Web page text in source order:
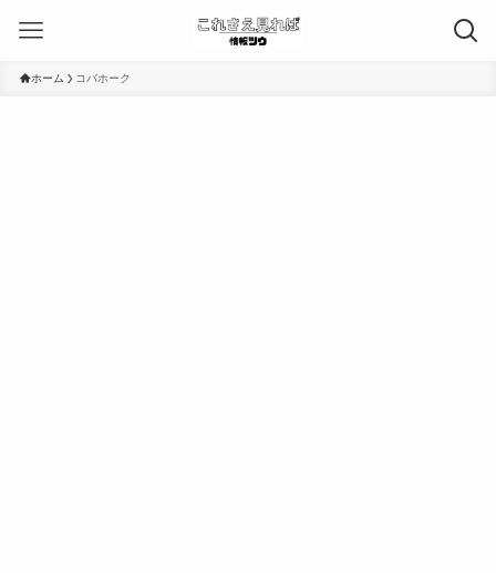
ホーム コバホーク